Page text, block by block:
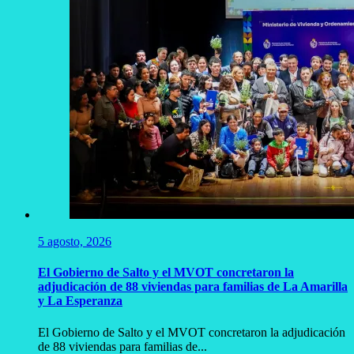
5 agosto, 2026
El Gobierno de Salto y el MVOT concretaron la
adjudicación de 88 viviendas para familias de La Amarilla
y La Esperanza
El Gobierno de Salto y el MVOT concretaron la adjudicación
de 88 viviendas para familias de...